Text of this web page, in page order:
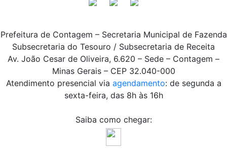
Prefeitura de Contagem – Secretaria Municipal de Fazenda
Subsecretaria do Tesouro / Subsecretaria de Receita
Av. João Cesar de Oliveira, 6.620 – Sede – Contagem –
Minas Gerais – CEP 32.040-000
Atendimento presencial via agendamento: de segunda a
sexta-feira, das 8h às 16h
Saiba como chegar: